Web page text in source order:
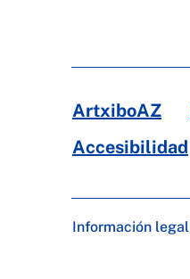
ArtxiboAZ
Accesibilidad
Información legal